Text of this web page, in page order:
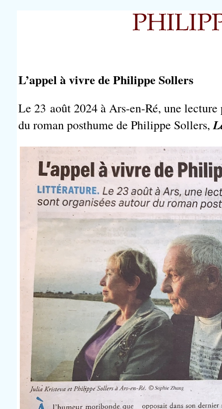
L’appel à vivre de Philippe Sollers
Le 23 août 2024 à Ars-en-Ré, une
du roman posthume de Philippe Sollers,